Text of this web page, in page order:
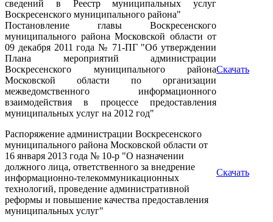
сведений в Реестр муниципальных услуг
Воскресенского муниципального района"
Постановление главы Воскресенского
муниципального района Московской области от
09 декабря 2011 года № 71-ПГ "Об утверждении
Плана мероприятий администрации
Воскресенского муниципального района
Московской области по организации
межведомственного информационного
взаимодействия в процессе предоставления
муниципальных услуг на 2012 год"
Скачать
Распоряжение администрации Воскресенского
муниципального района Московской области от
16 января 2013 года № 10-р "О назначении
должного лица, ответственного за внедрение
информационно-телекоммуникационных
технологий, проведение административной
реформы и повышение качества предоставления
муниципальных услуг"
Скачать